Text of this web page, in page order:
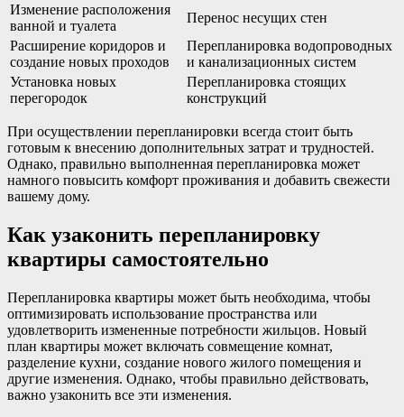
Изменение расположения
ванной и туалета
Перенос несущих стен
Расширение коридоров и
создание новых проходов
Перепланировка водопроводных
и канализационных систем
Установка новых
перегородок
Перепланировка стоящих
конструкций
При осуществлении перепланировки всегда стоит быть
готовым к внесению дополнительных затрат и трудностей.
Однако, правильно выполненная перепланировка может
намного повысить комфорт проживания и добавить свежести
вашему дому.
Как узаконить перепланировку
квартиры самостоятельно
Перепланировка квартиры может быть необходима, чтобы
оптимизировать использование пространства или
удовлетворить измененные потребности жильцов. Новый
план квартиры может включать совмещение комнат,
разделение кухни, создание нового жилого помещения и
другие изменения. Однако, чтобы правильно действовать,
важно узаконить все эти изменения.